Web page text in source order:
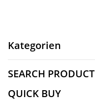
Kategorien
SEARCH PRODUCT
QUICK BUY